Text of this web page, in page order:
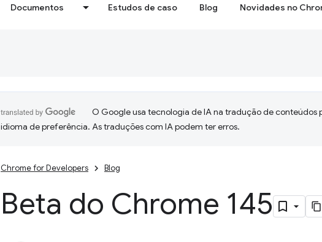
Documentos Estudos de caso Blog Novidades no
O Google usa tecnologia de IA na tradução de conteúdos
idioma de preferência. As traduções com IA podem ter erros.
Chrome for Developers Blog
Beta do Chrome 145